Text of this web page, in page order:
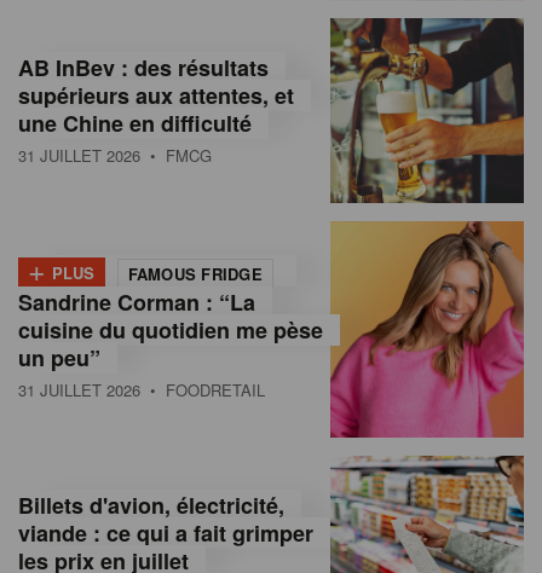
n
o
m
a
s
AB InBev : des résultats
supérieurs aux attentes, et
une Chine en difficulté
31 JUILLET 2026 • FMCG
+ PLUS FAMOUS FRIDGE
Sandrine Corman : “La
cuisine du quotidien me pèse
un peu”
31 JUILLET 2026 • FOODRETAIL
Billets d'avion, électricité,
viande : ce qui a fait grimper
les prix en juillet